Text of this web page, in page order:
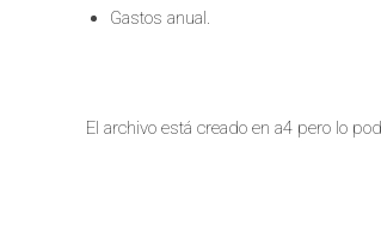
Gastos anual.
El archivo está creado en a4 pero lo